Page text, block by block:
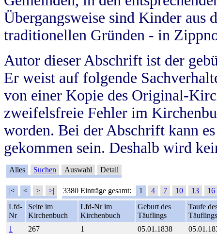
Übergangsweise sind Kinder aus
traditionellen Gründen - in
Autor dieser Abschrift ist der
Er weist auf folgende
von einer Kopie des Original-
zweifelsfreie Fehler im
worden. Bei der Abschrift kann
gekommen sein. Deshalb wird
Alles Suchen Auswahl Detail
|< < > >| 3380 Einträge gesamt: 1 4 7 10 13
16
Lfd-
Nr
Seite im
Kirchenbuch
Lfd-Nr im
Kirchenbuch
Geburt des
Täuflings
Taufe
Täuflings
1
267 1 05.01.1838